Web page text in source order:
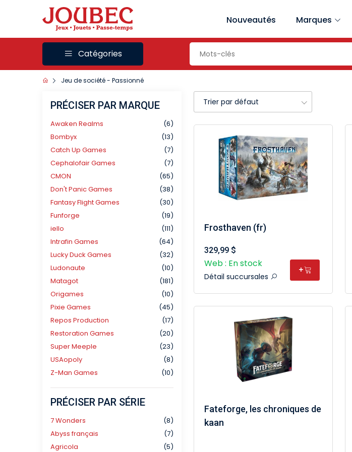
Nouveautés Marques
Catégories
Jeu de société - Passionné
PRÉCISER PAR MARQUE
Awaken Realms
(6)
Bombyx
(13)
Catch Up Games
(7)
Cephalofair Games
(7)
CMON
(65)
Don't Panic Games
(38)
Fantasy Flight Games
(30)
Funforge
(19)
iello
(111)
Intrafin Games
(64)
Lucky Duck Games
(32)
Ludonaute
(10)
Matagot
(181)
Origames
(10)
Pixie Games
(45)
Repos Production
(17)
Restoration Games
(20)
Super Meeple
(23)
USAopoly
(8)
Z-Man Games
(10)
PRÉCISER PAR SÉRIE
7 Wonders
(8)
Abyss français
(7)
Agricola
(5)
Trier par défaut
Frosthaven (fr)
329,99 $
Web : En stock
Détail succursales
+
Fateforge, les chroniques de
kaan